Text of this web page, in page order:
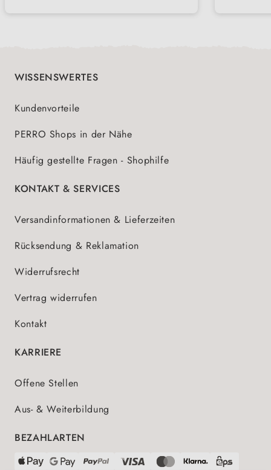
WISSENSWERTES
Kundenvorteile
PERRO Shops in der Nähe
Häufig gestellte Fragen - Shophilfe
KONTAKT & SERVICES
Versandinformationen & Lieferzeiten
Rücksendung & Reklamation
Widerrufsrecht
Vertrag widerrufen
Kontakt
KARRIERE
Offene Stellen
Aus- & Weiterbildung
BEZAHLARTEN